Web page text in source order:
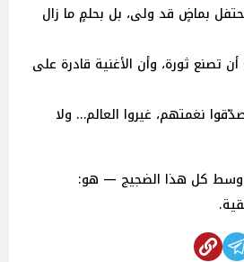
بماضٍ قد ولى، بل بحلمٍ ما زال
تصنع ثورة، وأن الأغنية قادرة على
نغمتهم، غيروا العالم… ولا
وسط كل هذا الضجيج — هو: